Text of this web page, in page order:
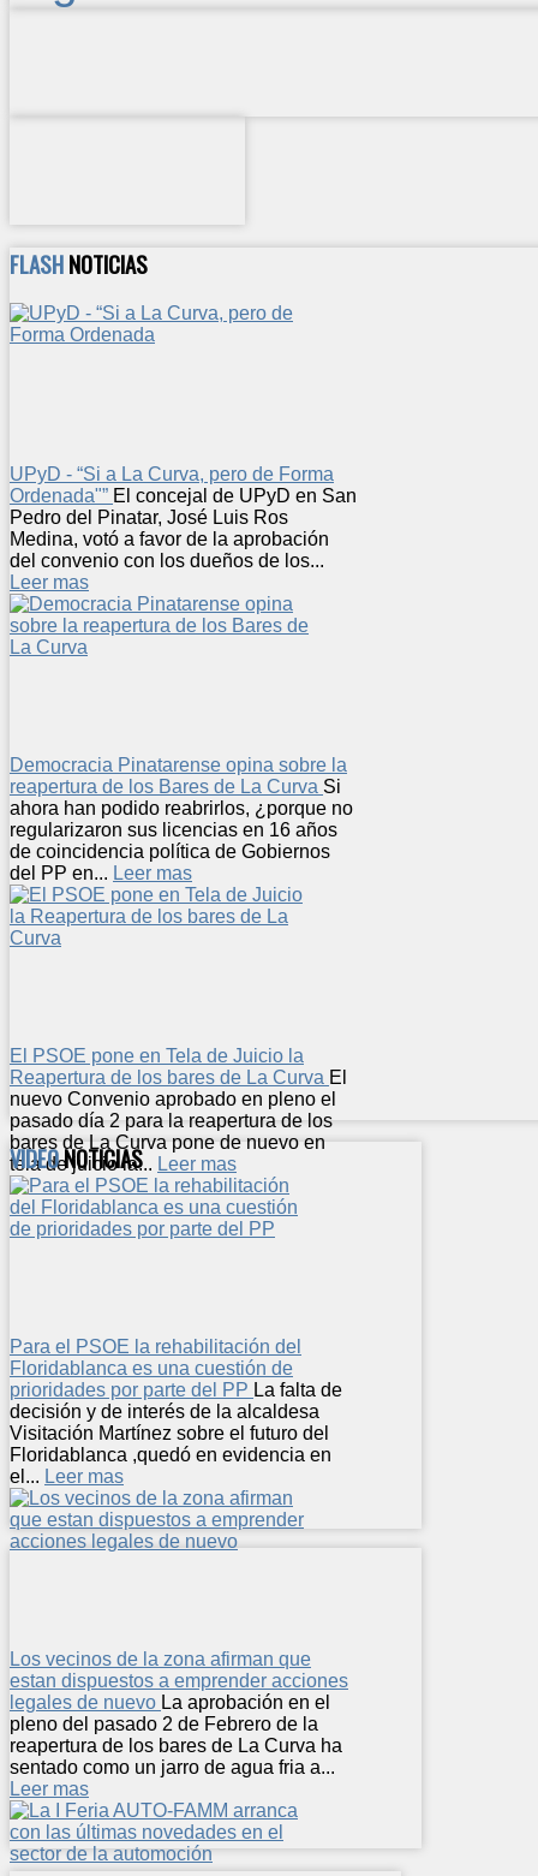
FLASHNOTICIAS
UPyD - “Si a La Curva, pero de Forma
Ordenada"” El concejal de UPyD en San
Pedro del Pinatar, José Luis Ros
Medina, votó a favor de la aprobación
del convenio con los dueños de los...
Leer mas
Democracia Pinatarense opina sobre la
reapertura de los Bares de La Curva Si
ahora han podido reabrirlos, ¿porque no
regularizaron sus licencias en 16 años
de coincidencia política de Gobiernos
del PP en... Leer mas
El PSOE pone en Tela de Juicio la
Reapertura de los bares de La Curva El
nuevo Convenio aprobado en pleno el
pasado día 2 para la reapertura de los
bares de La Curva pone de nuevo en
tela de juicio la... Leer mas
Para el PSOE la rehabilitación del
Floridablanca es una cuestión de
prioridades por parte del PP La falta de
decisión y de interés de la alcaldesa
Visitación Martínez sobre el futuro del
Floridablanca ,quedó en evidencia en
el... Leer mas
Los vecinos de la zona afirman que
estan dispuestos a emprender acciones
legales de nuevo La aprobación en el
pleno del pasado 2 de Febrero de la
reapertura de los bares de La Curva ha
sentado como un jarro de agua fria a...
Leer mas
VIDEONOTICIAS